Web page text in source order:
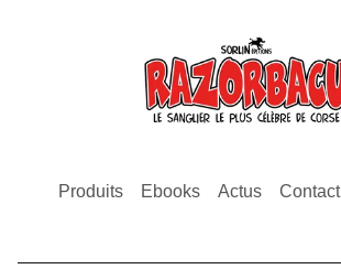
Produits Ebooks Actus Contact